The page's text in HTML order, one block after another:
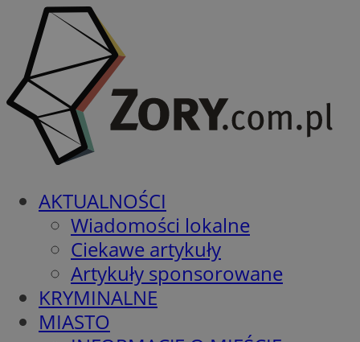
AKTUALNOŚCI
Wiadomości lokalne
Ciekawe artykuły
Artykuły sponsorowane
KRYMINALNE
MIASTO